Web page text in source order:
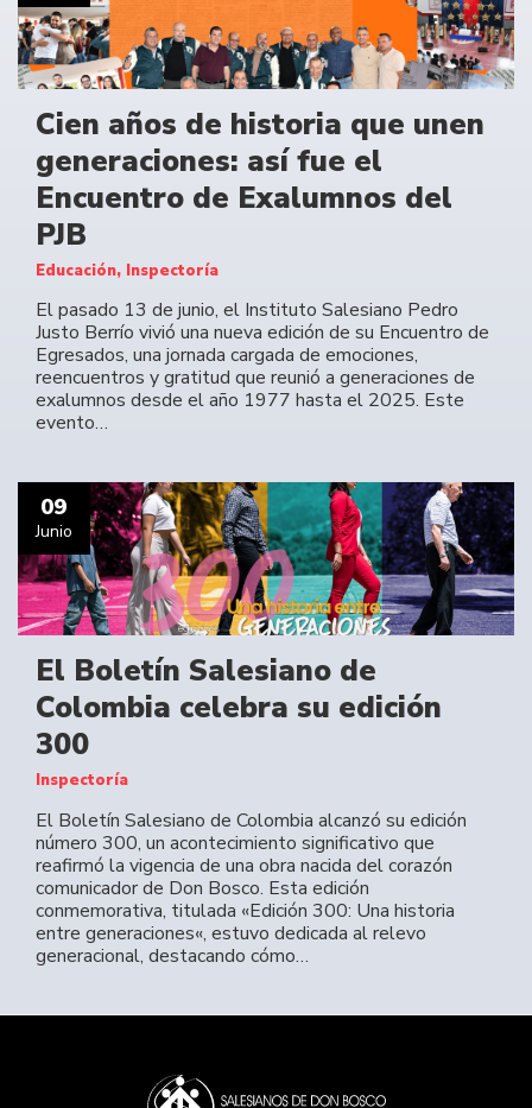
Cien años de historia que unen
generaciones: así fue el
Encuentro de Exalumnos del
PJB
Educación, Inspectoría
El pasado 13 de junio, el Instituto Salesiano Pedro
Justo Berrío vivió una nueva edición de su Encuentro de
Egresados, una jornada cargada de emociones,
reencuentros y gratitud que reunió a generaciones de
exalumnos desde el año 1977 hasta el 2025. Este
evento…
09
Junio
El Boletín Salesiano de
Colombia celebra su edición
300
Inspectoría
El Boletín Salesiano de Colombia alcanzó su edición
número 300, un acontecimiento significativo que
reafirmó la vigencia de una obra nacida del corazón
comunicador de Don Bosco. Esta edición
conmemorativa, titulada «Edición 300: Una historia
entre generaciones«, estuvo dedicada al relevo
generacional, destacando cómo…